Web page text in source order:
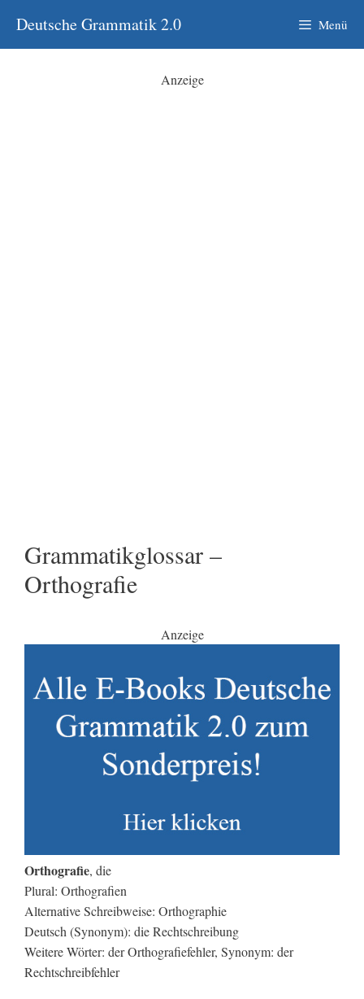
Inhalt
springen
Deutsche Grammatik 2.0 Menü
Anzeige
Grammatikglossar –
Orthografie
Anzeige
Orthografie, die
Plural: Orthografien
Alternative Schreibweise: Orthographie
Deutsch (Synonym): die Rechtschreibung
Weitere Wörter: der Orthografiefehler, Synonym: der
Rechtschreibfehler